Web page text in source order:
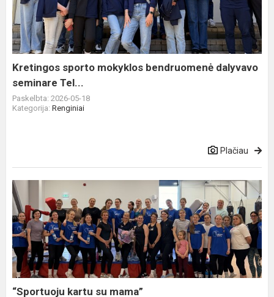
bendruomenė
dalyvavo
seminare
Tel...
Kretingos sporto mokyklos bendruomenė dalyvavo
seminare Tel...
Paskelbta: 2026-05-18
Kategorija: Renginiai
Plačiau
“Sportuoju
kartu
su
mama”
“Sportuoju kartu su mama”